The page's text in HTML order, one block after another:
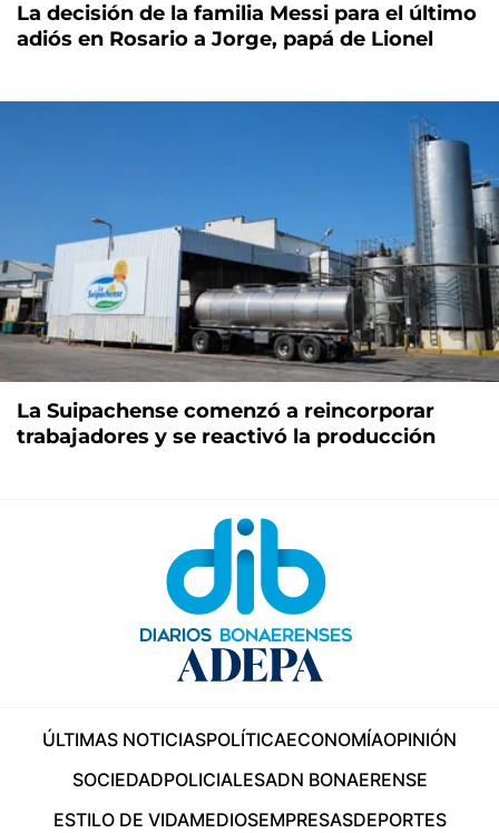
La decisión de la familia Messi para el último
adiós en Rosario a Jorge, papá de Lionel
La Suipachense comenzó a reincorporar
trabajadores y se reactivó la producción
ÚLTIMAS NOTICIASPOLÍTICAECONOMÍAOPINIÓN
SOCIEDADPOLICIALESADN BONAERENSE
ESTILO DE VIDAMEDIOSEMPRESASDEPORTES